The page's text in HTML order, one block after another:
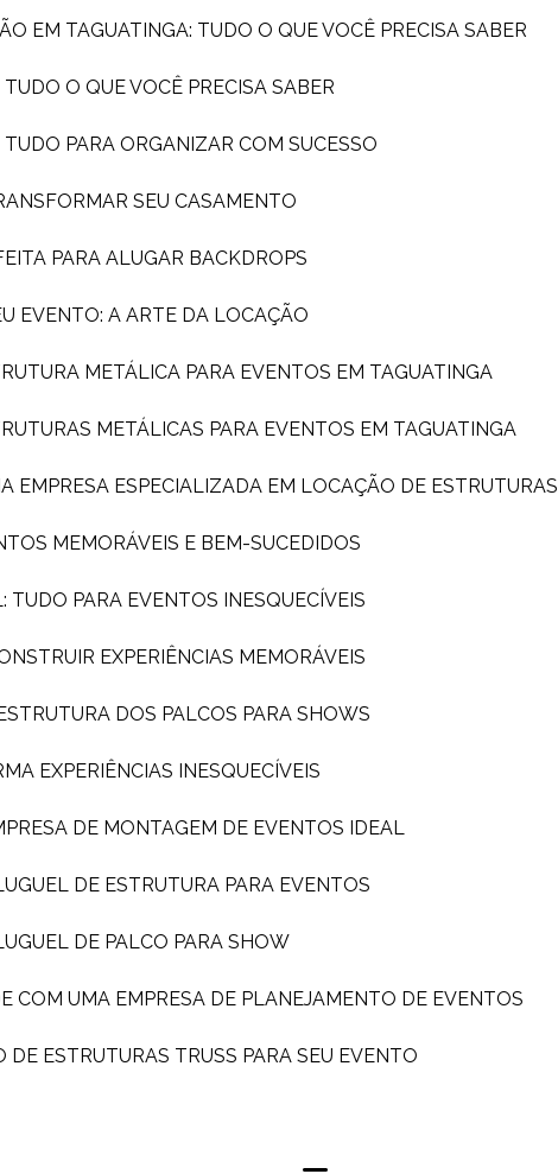
EM TAGUATINGA: TUDO O QUE VOCÊ PRECISA SABER
O QUE VOCÊ PRECISA SABER
TUDO PARA ORGANIZAR COM SUCESSO
SEU CASAMENTO
PARA ALUGAR BACKDROPS
EVENTO: A ARTE DA LOCAÇÃO
METÁLICA PARA EVENTOS EM TAGUATINGA
METÁLICAS PARA EVENTOS EM TAGUATINGA
EMPRESA ESPECIALIZADA EM LOCAÇÃO DE ESTRUTURAS
MEMORÁVEIS E BEM-SUCEDIDOS
TUDO PARA EVENTOS INESQUECÍVEIS
EXPERIÊNCIAS MEMORÁVEIS
DOS PALCOS PARA SHOWS
EXPERIÊNCIAS INESQUECÍVEIS
DE MONTAGEM DE EVENTOS IDEAL
DE ESTRUTURA PARA EVENTOS
DE PALCO PARA SHOW
COM UMA EMPRESA DE PLANEJAMENTO DE EVENTOS
DE ESTRUTURAS TRUSS PARA SEU EVENTO